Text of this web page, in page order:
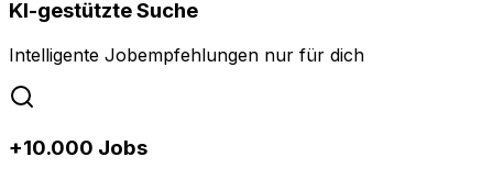
KI-gestützte Suche
Intelligente Jobempfehlungen nur für dich
+10.000 Jobs